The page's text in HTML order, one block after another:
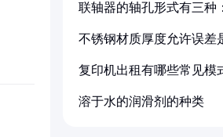
联轴器的轴孔形式有三种
不锈钢材质厚度允许误差
复印机出租有哪些常见模
溶于水的润滑剂的种类